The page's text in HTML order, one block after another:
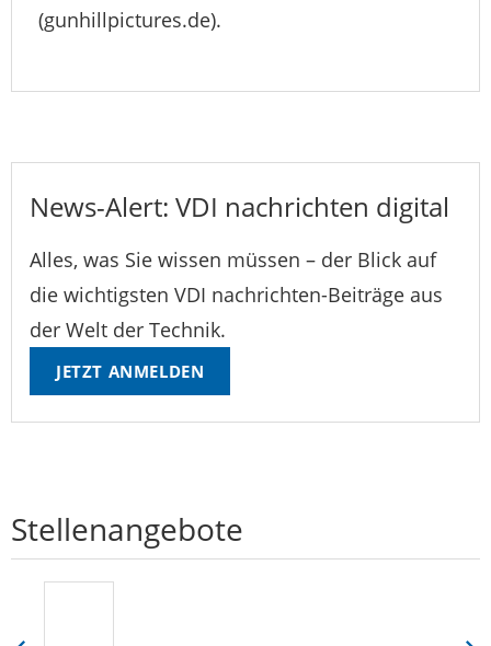
(gunhillpictures.de).
News-Alert: VDI nachrichten digital
Alles, was Sie wissen müssen – der Blick auf
die wichtigsten VDI nachrichten-Beiträge aus
der Welt der Technik.
JETZT ANMELDEN
Stellenangebote